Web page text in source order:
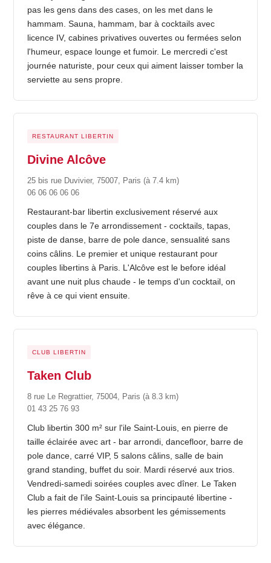
pas les gens dans des cases, on les met dans le
hammam. Sauna, hammam, bar à cocktails avec
licence IV, cabines privatives ouvertes ou fermées selon
l'humeur, espace lounge et fumoir. Le mercredi c'est
journée naturiste, pour ceux qui aiment laisser tomber la
serviette au sens propre.
RESTAURANT LIBERTIN
Divine Alcôve
25 bis rue Duvivier, 75007, Paris(à 7.4 km)
06 06 06 06 06
Restaurant-bar libertin exclusivement réservé aux
couples dans le 7e arrondissement - cocktails, tapas,
piste de danse, barre de pole dance, sensualité sans
coins câlins. Le premier et unique restaurant pour
couples libertins à Paris. L'Alcôve est le before idéal
avant une nuit plus chaude - le temps d'un cocktail, on
rêve à ce qui vient ensuite.
CLUB LIBERTIN
Taken Club
8 rue Le Regrattier, 75004, Paris(à 8.3 km)
01 43 25 76 93
Club libertin 300 m² sur l'ile Saint-Louis, en pierre de
taille éclairée avec art - bar arrondi, dancefloor, barre de
pole dance, carré VIP, 5 salons câlins, salle de bain
grand standing, buffet du soir. Mardi réservé aux trios.
Vendredi-samedi soirées couples avec dîner. Le Taken
Club a fait de l'ile Saint-Louis sa principauté libertine -
les pierres médiévales absorbent les gémissements
avec élégance.